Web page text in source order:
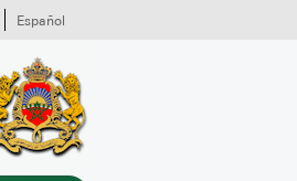
Español